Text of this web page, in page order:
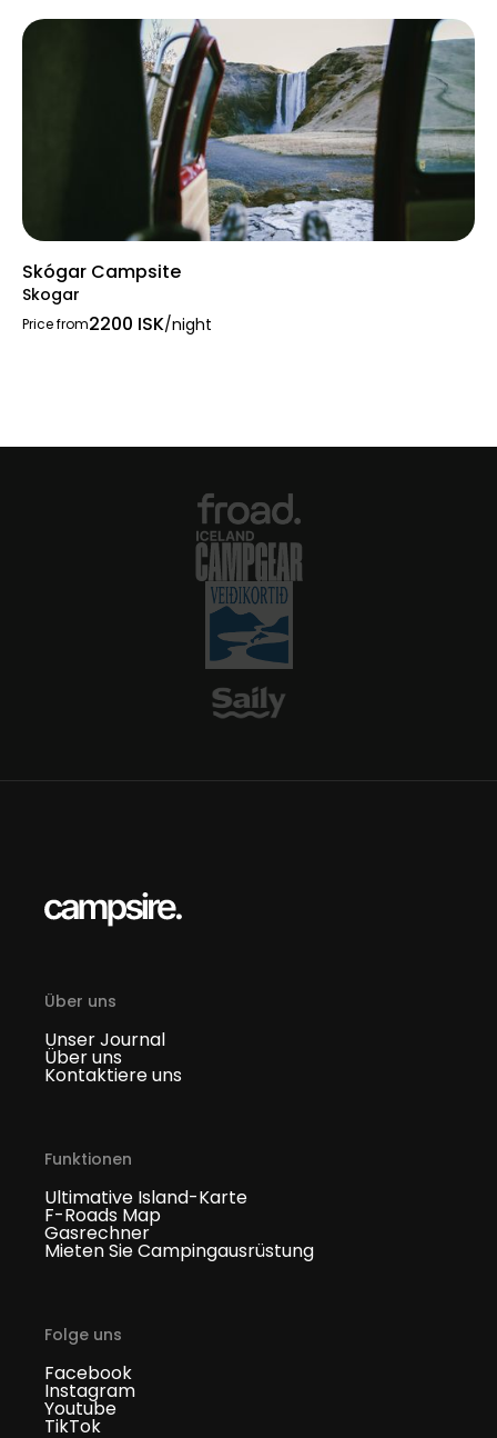
Skógar Campsite
Skogar
Price from2200 ISK/night
Über uns
Unser Journal
Über uns
Kontaktiere uns
Funktionen
Ultimative Island-Karte
F-Roads Map
Gasrechner
Mieten Sie Campingausrüstung
Folge uns
Facebook
Instagram
Youtube
TikTok